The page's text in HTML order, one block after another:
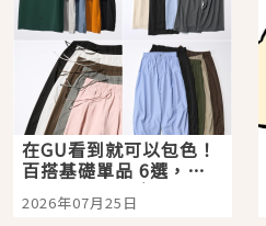
在GU看到就可以包色！
百搭基礎單品 6選，閉
眼全收也不心疼
2026年07月25日